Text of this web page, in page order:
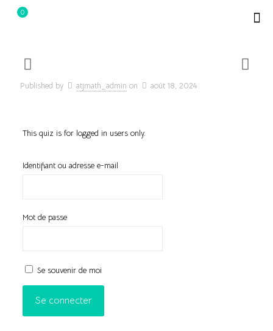
0
Published by atjmath_admin on août 18, 2024
This quiz is for logged in users only.
Identifiant ou adresse e-mail
Mot de passe
Se souvenir de moi